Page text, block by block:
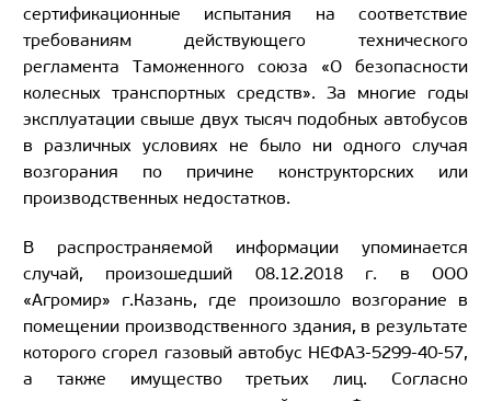
сертификационные испытания на соответствие
требованиям действующего технического
регламента Таможенного союза «О безопасности
колесных транспортных средств». За многие годы
эксплуатации свыше двух тысяч подобных автобусов
в различных условиях не было ни одного случая
возгорания по причине конструкторских или
производственных недостатков.
В распространяемой информации упоминается
случай, произошедший 08.12.2018 г. в ООО
«Агромир» г.Казань, где произошло возгорание в
помещении производственного здания, в результате
которого сгорел газовый автобус НЕФАЗ-5299-40-57,
а также имущество третьих лиц. Согласно